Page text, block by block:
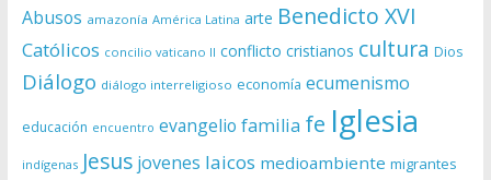
Abusos amazonía América Latina arte Benedicto XVI
Católicos concilio vaticano II conflicto cristianos cultura Dios
Diálogo diálogo interreligioso economía ecumenismo
educación encuentro evangelio familia fe Iglesia
indígenas Jesus jovenes laicos medioambiente migrantes